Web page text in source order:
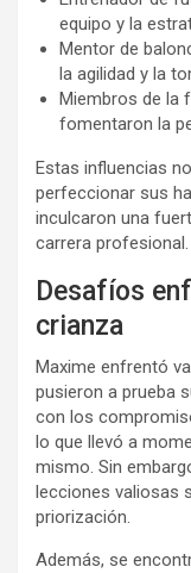
equipo y la
Mentor de
la agilidad y la
Miembros de la
fomentaron la
Estas influencias
perfeccionar sus
inculcaron una
carrera profesional.
Desafíos
crianza
Maxime enfrentó
pusieron a prueba
con los
lo que llevó a
mismo. Sin
lecciones valiosas
priorización.
Además, se